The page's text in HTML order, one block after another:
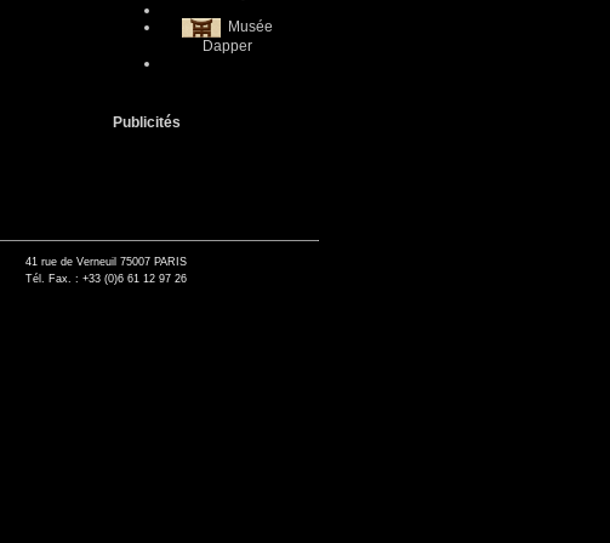
Musée
Dapper
Publicités
41 rue de Verneuil 75007 PARIS
Tél. Fax. : +33 (0)6 61 12 97 26